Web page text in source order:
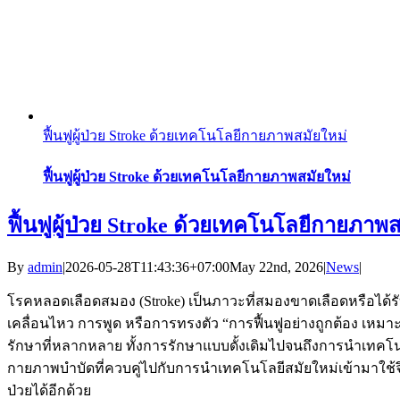
ฟื้นฟูผู้ป่วย Stroke ด้วยเทคโนโลยีกายภาพสมัยใหม่
ฟื้นฟูผู้ป่วย Stroke ด้วยเทคโนโลยีกายภาพสมัยใหม่
ฟื้นฟูผู้ป่วย Stroke ด้วยเทคโนโลยีกายภาพ
By admin|2026-05-28T11:43:36+07:00May 22nd, 2026|News|
โรคหลอดเลือดสมอง (Stroke) เป็นภาวะที่สมองขาดเลือดหรือ
เคลื่อนไหว การพูด หรือการทรงตัว “การฟื้นฟูอย่างถูกต้อง เห
รักษาที่หลากหลาย ทั้งการรักษาแบบดั้งเดิมไปจนถึงการนำเท
กายภาพบำบัดที่ควบคู่ไปกับการนำเทคโนโลยีสมัยใหม่เข้ามาใ
ป่วยได้อีกด้วย